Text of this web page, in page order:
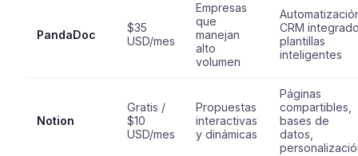
PandaDoc
$35
USD/mes
Empresas
que
manejan
alto
volumen
CRM
plantillas
inteligentes
Notion
Gratis /
$10
USD/mes
Propuestas
interactivas
y dinámicas
Páginas
compartibles,
bases de
datos,